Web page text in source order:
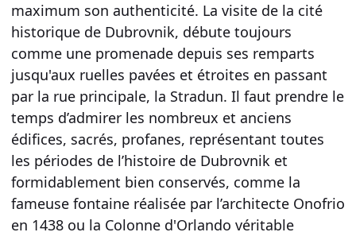
maximum son authenticité. La visite de la cité
historique de Dubrovnik, débute toujours
comme une promenade depuis ses remparts
jusqu'aux ruelles pavées et étroites en passant
par la rue principale, la Stradun. Il faut prendre le
temps d’admirer les nombreux et anciens
édifices, sacrés, profanes, représentant toutes
les périodes de l’histoire de Dubrovnik et
formidablement bien conservés, comme la
fameuse fontaine réalisée par l’architecte Onofrio
en 1438 ou la Colonne d'Orlando véritable